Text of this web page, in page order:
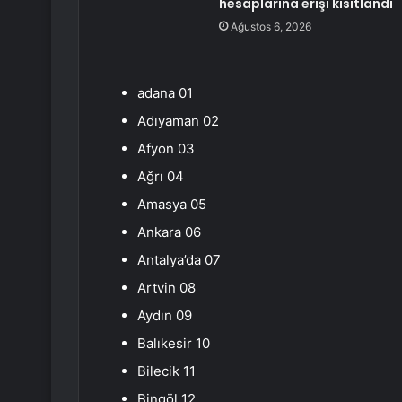
hesaplarına erişi kısıtlandı
Ağustos 6, 2026
adana 01
Adıyaman 02
Afyon 03
Ağrı 04
Amasya 05
Ankara 06
Antalya’da 07
Artvin 08
Aydın 09
Balıkesir 10
Bilecik 11